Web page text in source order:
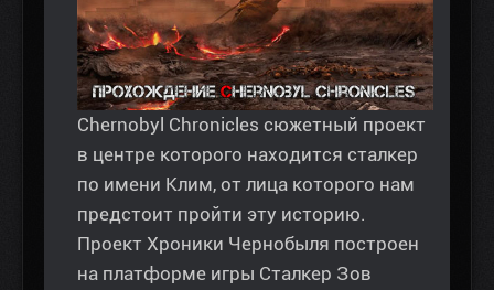
Chernobyl Chronicles сюжетный проект
в центре которого находится сталкер
по имени Клим, от лица которого нам
предстоит пройти эту историю.
Проект Хроники Чернобыля построен
на платформе игры Сталкер Зов